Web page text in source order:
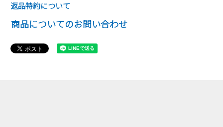
返品特約について
商品についてのお問い合わせ